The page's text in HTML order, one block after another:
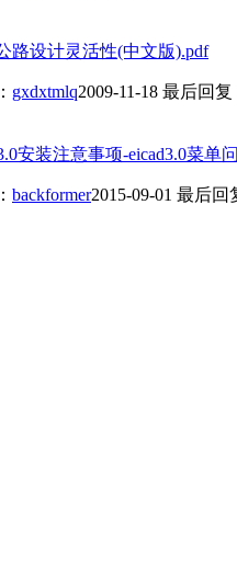
路设计灵活性(中文版).pdf
gxdxtmlq2009-11-18 最后回复
安装注意事项-eicad3.0菜单
backformer2015-09-01 最后回